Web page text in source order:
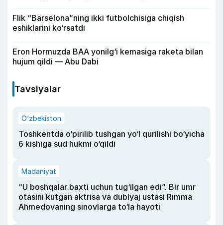
Flik “Barselona”ning ikki futbolchisiga chiqish
eshiklarini ko‘rsatdi
Eron Hormuzda BAA yonilg‘i kemasiga raketa bilan
hujum qildi — Abu Dabi
Tavsiyalar
O‘zbekiston
Toshkentda o‘pirilib tushgan yo‘l qurilishi bo‘yicha
6 kishiga sud hukmi o‘qildi
Madaniyat
“U boshqalar baxti uchun tug‘ilgan edi”. Bir umr
otasini kutgan aktrisa va dublyaj ustasi Rimma
Ahmedovaning sinovlarga to‘la hayoti